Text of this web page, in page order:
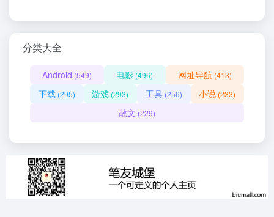
分类大全
Android (549) 电影 (496) 网址导航 (413)
下载 (295) 游戏 (293) 工具(256) 小说 (233)
散文 (229)